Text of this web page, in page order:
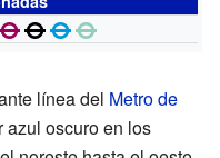
línea del Metro de
azul oscuro en los